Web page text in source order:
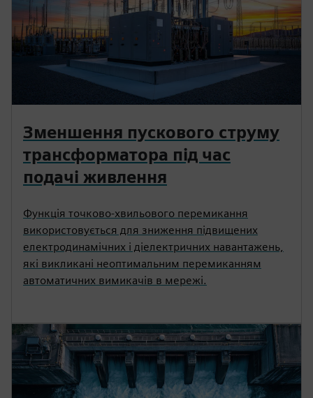
Зменшення пускового струму
трансформатора під час
подачі живлення
Функція точково-хвильового перемикання
використовується для зниження підвищених
електродинамічних і діелектричних навантажень,
які викликані неоптимальним перемиканням
автоматичних вимикачів в мережі.